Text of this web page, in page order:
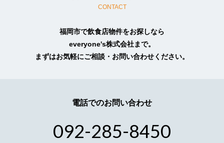
依頼・相談・お見積りのためお客様より個人情報
をお預かりする場合には、目的の範囲内において
必要最小限度のご提供をお願いいたしておりま
す。
護法23条に定める以下の場合を除き第三者に開示
（イ）法令に基づく場合
（ロ）人の生命、身体又は財産の保護のために必
CONTACT
福岡市で飲食店物件をお探しなら
everyone's株式会社まで。
まずはお気軽にご相談・お問い合わせください。
電話でのお問い合わせ
092-285-8450